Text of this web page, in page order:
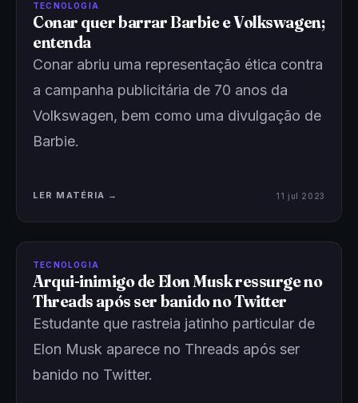
TECNOLOGIA
Conar quer barrar Barbie e Volkswagen;
entenda
Conar abriu uma representação ética contra
a campanha publicitária de 70 anos da
Volkswagen, bem como uma divulgação de
Barbie.
LER MATÉRIA → 11 jul 2023
TECNOLOGIA
Arqui-inimigo de Elon Musk ressurge no
Threads após ser banido no Twitter
Estudante que rastreia jatinho particular de
Elon Musk aparece no Threads após ser
banido no Twitter.